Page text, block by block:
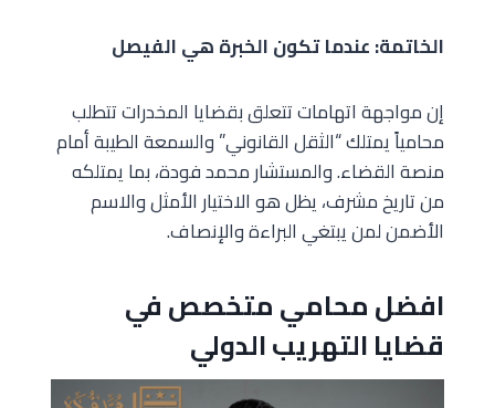
الخاتمة: عندما تكون الخبرة هي الفيصل
إن مواجهة اتهامات تتعلق بقضايا المخدرات تتطلب
محامياً يمتلك “الثقل القانوني” والسمعة الطيبة أمام
منصة القضاء. والمستشار محمد فودة، بما يمتلكه
من تاريخ مشرف، يظل هو الاختيار الأمثل والاسم
الأضمن لمن يبتغي البراءة والإنصاف.
افضل محامي متخصص في
قضايا التهريب الدولي